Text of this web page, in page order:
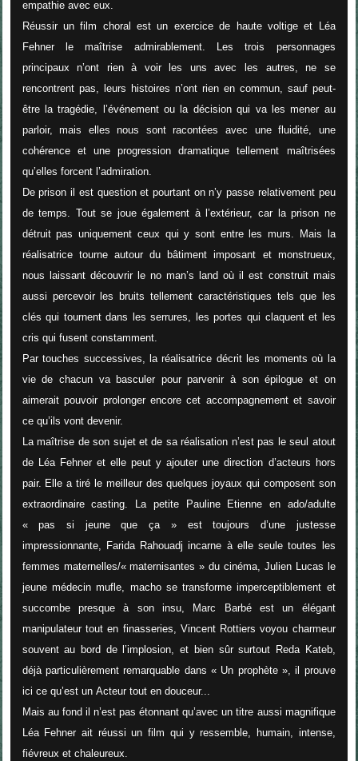
empathie avec eux.
Réussir un film choral est un exercice de haute voltige et Léa
Fehner le maîtrise admirablement. Les trois personnages
principaux n’ont rien à voir les uns avec les autres, ne se
rencontrent pas, leurs histoires n’ont rien en commun, sauf peut-
être la tragédie, l’événement ou la décision qui va les mener au
parloir, mais elles nous sont racontées avec une fluidité, une
cohérence et une progression dramatique tellement maîtrisées
qu’elles forcent l’admiration.
De prison il est question et pourtant on n’y passe relativement peu
de temps. Tout se joue également à l’extérieur, car la prison ne
détruit pas uniquement ceux qui y sont entre les murs. Mais la
réalisatrice tourne autour du bâtiment imposant et monstrueux,
nous laissant découvrir le no man’s land où il est construit mais
aussi percevoir les bruits tellement caractéristiques tels que les
clés qui tournent dans les serrures, les portes qui claquent et les
cris qui fusent constamment.
Par touches successives, la réalisatrice décrit les moments où la
vie de chacun va basculer pour parvenir à son épilogue et on
aimerait pouvoir prolonger encore cet accompagnement et savoir
ce qu’ils vont devenir.
La maîtrise de son sujet et de sa réalisation n’est pas le seul atout
de Léa Fehner et elle peut y ajouter une direction d’acteurs hors
pair. Elle a tiré le meilleur des quelques joyaux qui composent son
extraordinaire casting. La petite Pauline Etienne en ado/adulte
« pas si jeune que ça » est toujours d’une justesse
impressionnante, Farida Rahouadj incarne à elle seule toutes les
femmes maternelles/« maternisantes » du cinéma, Julien Lucas le
jeune médecin mufle, macho se transforme imperceptiblement et
succombe presque à son insu, Marc Barbé est un élégant
manipulateur tout en finasseries, Vincent Rottiers voyou charmeur
souvent au bord de l’implosion, et bien sûr surtout Reda Kateb,
déjà particulièrement remarquable dans « Un prophète », il prouve
ici ce qu’est un Acteur tout en douceur...
Mais au fond il n’est pas étonnant qu’avec un titre aussi magnifique
Léa Fehner ait réussi un film qui y ressemble, humain, intense,
fiévreux et chaleureux.